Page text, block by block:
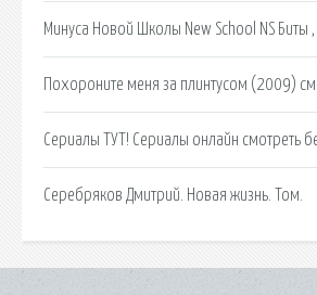
Минуса Новой Школы New School NS Биты ,
Похороните меня за плинтусом (2009)
Сериалы ТУТ! Сериалы онлайн смотреть
Серебряков Дмитрий. Новая жизнь. Том.